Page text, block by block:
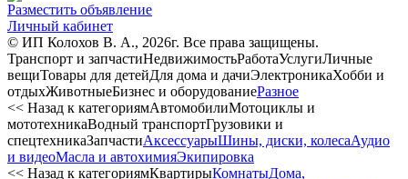
Разместить объявление
Личный кабинет
© ИП Колохов В. А., 2026г. Все права защищены.
Транспорт и запчастиНедвижимостьРаботаУслугиЛичные
вещиТовары для детейДля дома и дачиЭлектроникаХобби и
отдыхЖивотныеБизнес и оборудованиеРазное
<< Назад к категориямАвтомобилиМотоциклы и
мототехникаВодный транспортГрузовики и
спецтехникаЗапчастиАксессуарыШины, диски, колесаАудио
и видеоМасла и автохимияЭкипировка
<< Назад к категориямКвартирыКомнатыДома,